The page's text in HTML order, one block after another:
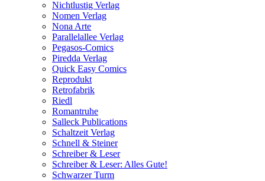
Nichtlustig Verlag
Nomen Verlag
Nona Arte
Parallelallee Verlag
Pegasos-Comics
Piredda Verlag
Quick Easy Comics
Reprodukt
Retrofabrik
Riedl
Romantruhe
Salleck Publications
Schaltzeit Verlag
Schnell & Steiner
Schreiber & Leser
Schreiber & Leser: Alles Gute!
Schwarzer Turm